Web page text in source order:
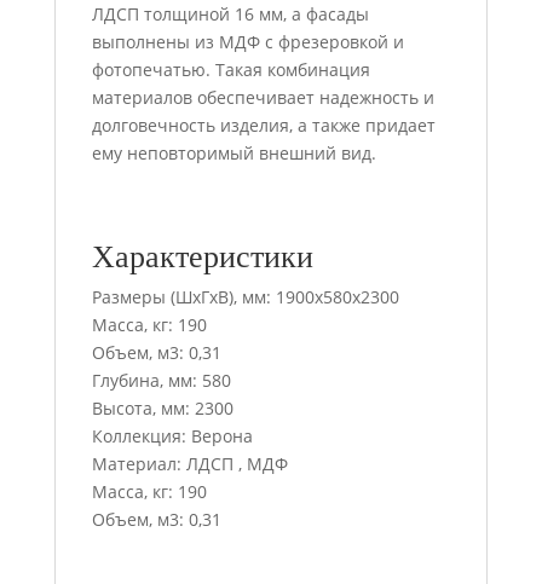
ЛДСП толщиной 16 мм, а фасады
выполнены из МДФ с фрезеровкой и
фотопечатью. Такая комбинация
материалов обеспечивает надежность и
долговечность изделия, а также придает
ему неповторимый внешний вид.
Характеристики
Размеры (ШхГхВ), мм: 1900х580х2300
Масса, кг: 190
Объем, м3: 0,31
Глубина, мм: 580
Высота, мм: 2300
Коллекция: Верона
Материал: ЛДСП , МДФ
Масса, кг: 190
Объем, м3: 0,31